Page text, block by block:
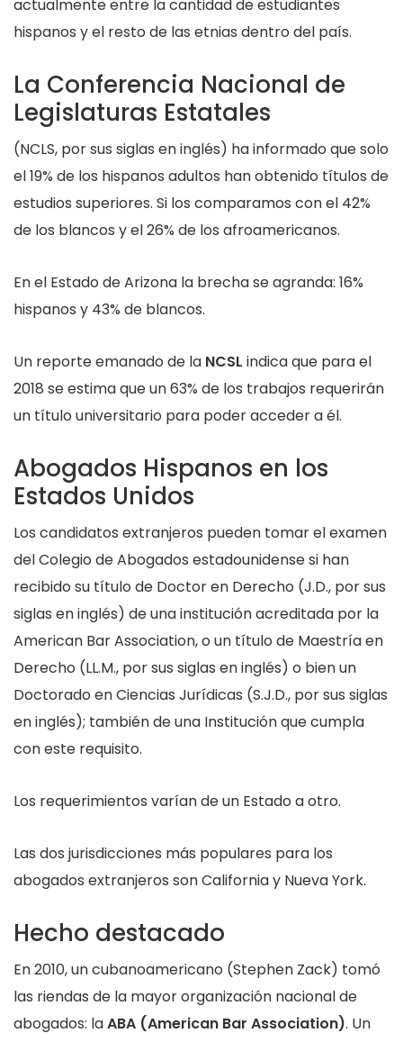
actualmente entre la cantidad de estudiantes
hispanos y el resto de las etnias dentro del país.
La Conferencia Nacional de
Legislaturas Estatales
(NCLS, por sus siglas en inglés) ha informado que solo
el 19% de los hispanos adultos han obtenido títulos de
estudios superiores. Si los comparamos con el 42%
de los blancos y el 26% de los afroamericanos.
En el Estado de Arizona la brecha se agranda: 16%
hispanos y 43% de blancos.
Un reporte emanado de la NCSL indica que para el
2018 se estima que un 63% de los trabajos requerirán
un título universitario para poder acceder a él.
Abogados Hispanos en los
Estados Unidos
Los candidatos extranjeros pueden tomar el examen
del Colegio de Abogados estadounidense si han
recibido su título de Doctor en Derecho (J.D., por sus
siglas en inglés) de una institución acreditada por la
American Bar Association, o un título de Maestría en
Derecho (LL.M., por sus siglas en inglés) o bien un
Doctorado en Ciencias Jurídicas (S.J.D., por sus siglas
en inglés); también de una Institución que cumpla
con este requisito.
Los requerimientos varían de un Estado a otro.
Las dos jurisdicciones más populares para los
abogados extranjeros son California y Nueva York.
Hecho destacado
En 2010, un cubanoamericano (Stephen Zack) tomó
las riendas de la mayor organización nacional de
abogados: laABA (American Bar Association). Un